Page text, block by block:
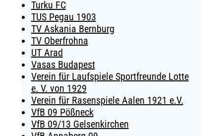
Turku FC
TUS Pegau 1903
TV Askania Bernburg
TV Oberfrohna
UT Arad
Vasas Budapest
Verein für Laufspiele Sportfreunde Lotte
e. V. von 1929
Verein für Rasenspiele Aalen 1921 e.V.
VfB 09 Pößneck
VfB 09/13 Gelsenkirchen